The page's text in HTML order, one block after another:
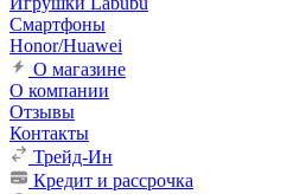
Смартфоны
Honor/Huawei
О магазине
О компании
Отзывы
Контакты
Трейд-Ин
Кредит и рассрочка